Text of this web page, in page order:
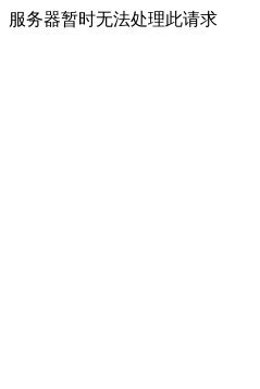
服务器暂时无法处理此请求